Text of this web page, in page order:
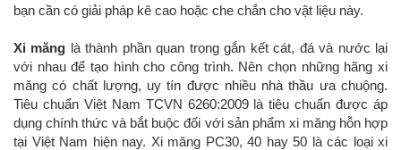
bạn cần có giải pháp kê cao hoặc che chắn cho vật liệu này.
Xi măng là thành phần quan trọng gắn kết cát, đá và nước lại
với nhau để tạo hình cho công trình. Nên chọn những hãng xi
măng có chất lượng, uy tín được nhiều nhà thầu ưa chuộng.
Tiêu chuẩn Việt Nam TCVN 6260:2009 là tiêu chuẩn được áp
dụng chính thức và bắt buộc đối với sản phẩm xi măng hỗn hợp
tại Việt Nam hiện nay. Xi măng PC30, 40 hay 50 là các loại xi